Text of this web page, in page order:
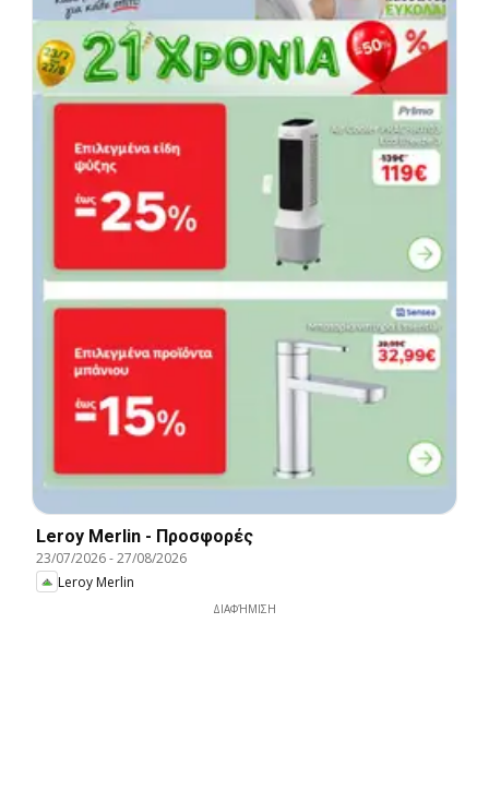
Leroy Merlin - Προσφορές
23/07/2026-27/08/2026
Leroy Merlin
ΔΙΑΦΉΜΙΣΗ